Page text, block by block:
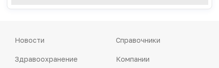
Новости
Здравоохранение
Справочники
Компании